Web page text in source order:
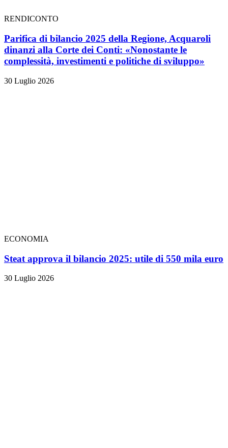
RENDICONTO
Parifica di bilancio 2025 della Regione, Acquaroli
dinanzi alla Corte dei Conti: «Nonostante le
complessità, investimenti e politiche di sviluppo»
30 Luglio 2026
ECONOMIA
Steat approva il bilancio 2025: utile di 550 mila euro
30 Luglio 2026